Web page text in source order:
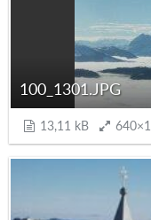
100_1301.JPG
13,11 kB